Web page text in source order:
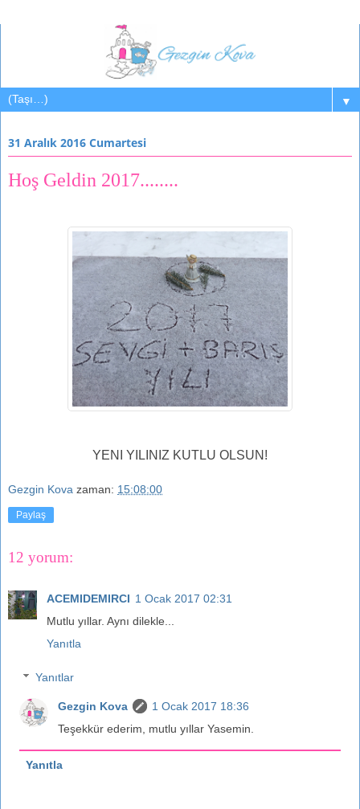
▼
31 Aralık 2016 Cumartesi
Hoş Geldin 2017........
YENI YILINIZ KUTLU OLSUN!
Gezgin Kova zaman: 15:08:00
Paylaş
12 yorum:
ACEMIDEMIRCI 1 Ocak 2017 02:31
Mutlu yıllar. Aynı dilekle...
Yanıtla
Yanıtlar
Gezgin Kova
1 Ocak 2017 18:36
Teşekkür ederim, mutlu yıllar Yasemin.
Yanıtla